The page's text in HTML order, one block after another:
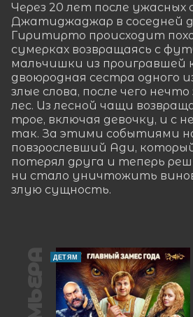
Через 20 лет после ужасных
Джатиджаджар в соседней
Гиритирто происходит
сумерках возвращаясь с
мальчишки из проигравшей
двоюродная сестра одного
злые слова, после чего
лес. Из лесной чащи
трое, включая девочку, и с
так. За этими событиями
повзрослевший Ади,
потерял друга и теперь
ни стало уничтожить
злую сущность.
ДЕТЯМ